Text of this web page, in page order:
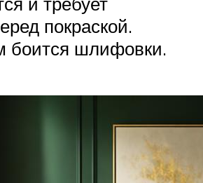
покраской.
боится шлифовки.